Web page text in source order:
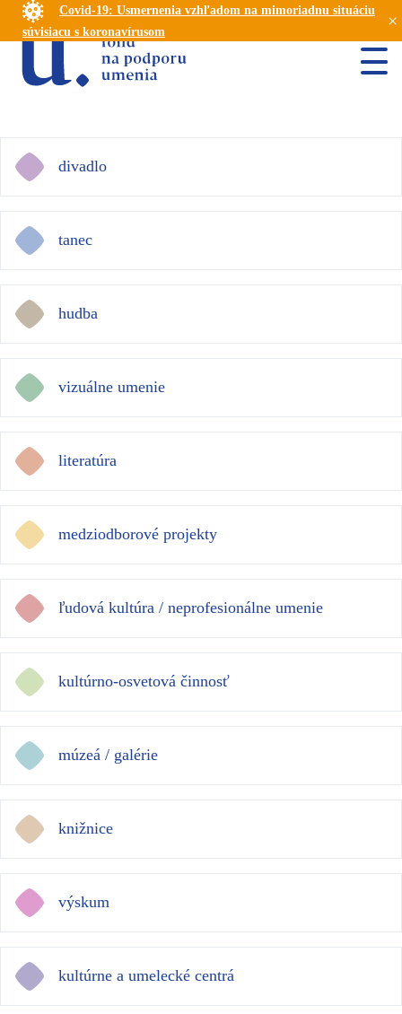
Covid-19: Usmernenia vzhľadom na mimoriadnu situáciu
súvisiacu s koronavírusom
×
divadlo
tanec
hudba
vizuálne umenie
literatúra
medziodborové projekty
ľudová kultúra / neprofesionálne umenie
kultúrno-osvetová činnosť
múzeá / galérie
knižnice
výskum
kultúrne a umelecké centrá